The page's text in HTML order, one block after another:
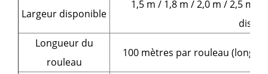
Largeur disponible
1,5 m / 1,8 m / 2,0 m / 2,5 m /
Longueur du
rouleau
100 mètres par rouleau